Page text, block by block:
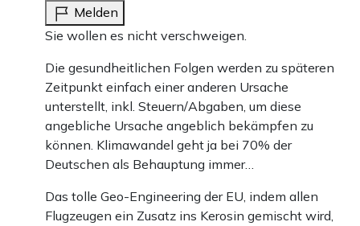
Melden
Sie wollen es nicht verschweigen.
Die gesundheitlichen Folgen werden zu späteren
Zeitpunkt einfach einer anderen Ursache
unterstellt, inkl. Steuern/Abgaben, um diese
angebliche Ursache angeblich bekämpfen zu
können. Klimawandel geht ja bei 70% der
Deutschen als Behauptung immer…
Das tolle Geo-Engineering der EU, indem allen
Flugzeugen ein Zusatz ins Kerosin gemischt wird,